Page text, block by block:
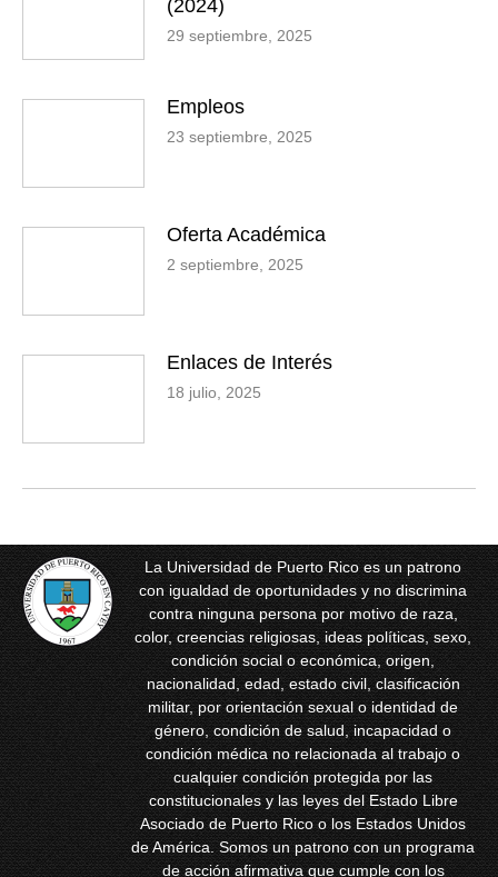
(2024)
29 septiembre, 2025
Empleos
23 septiembre, 2025
Oferta Académica
2 septiembre, 2025
Enlaces de Interés
18 julio, 2025
La Universidad de Puerto Rico es un patrono
con igualdad de oportunidades y no discrimina
contra ninguna persona por motivo de raza,
color, creencias religiosas, ideas políticas, sexo,
condición social o económica, origen,
nacionalidad, edad, estado civil, clasificación
militar, por orientación sexual o identidad de
género, condición de salud, incapacidad o
condición médica no relacionada al trabajo o
cualquier condición protegida por las
constitucionales y las leyes del Estado Libre
Asociado de Puerto Rico o los Estados Unidos
de América. Somos un patrono con un programa
de acción afirmativa que cumple con los